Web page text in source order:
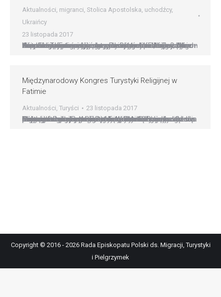
Aktualności, migranci, Stolica Apostolska, uchodźcy,
Ukraińcy
23 listopada 2017
Unia Europejska: inwestycyjny ?plan Marshalla? dla Afryki Unia Europejska rozpoczyna wcielanie w życie bezprecedensowego planu inwestycji w Afryce. Ma on na celu stworzenie, przez rozwój gospodarczy, takich warunków bytowych na tym kontynencie, by zapobiegać migracji jego mieszkańców do Europy. – Nie chcemy znów być bezsilni wobec fali migrantów – tłumaczy przewodniczący Parlamentu Europejskiego Antonio Tajani…
Międzynarodowy Kongres Turystyki Religijnej w
Fatimie
Aktualności, Turyści 23 listopada 2017
Portugalia: rozpoczął się Międzynarodowy Kongres Turystyki Religijnej w Fatimie W Fatimie rozpoczął się Międzynarodowy Kongres Turystyki Religijnej. Jak powiedział podczas inauguracji wydarzenia ks. Carlos Cabecinhas, rektor Sanktuarium Matki Bożej Różańcowej w Fatimie, turystyka związana z pielgrzymowaniem była w tym roku bardzo ważna dla tego portugalskiego miejsca kultu. – Obchody stulecia objawień maryjnych w Fatimie, umocniły…
Copyright © 2016 - 2026 Rada Episkopatu Polski ds. Migracji, Turystyki
i Pielgrzymek